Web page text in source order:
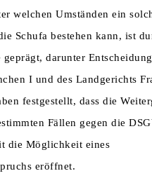
welchen Umständen ein
Schufa bestehen kann, ist
darunter
I und des Landgerichts
festgestellt, dass die
Fällen gegen die
die Möglichkeit eines
eröffnet.